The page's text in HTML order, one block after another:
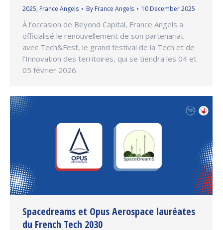
2025, France Angels By France Angels 10 December 2025
À l’occasion de Beyond Capital, France Angels a
officialisé le renouvellement de son partenariat
avec Tech&Fest, le grand festival de la Tech et de
l’Innovation des territoires, qui se tiendra les 04 et
05 février 2026.
Spacedreams et Opus Aerospace lauréates
du French Tech 2030